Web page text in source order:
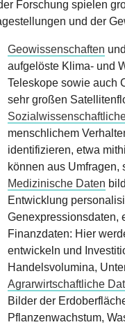
Forschung spielen
und der
Geowissenschaften
aufgelöste Klima- und
Teleskope sowie auch
sehr großen
menschlichem
identifizieren, etwa
können aus
Medizinische Daten
Entwicklung
Genexpressionsdaten,
Finanzdaten: Hier
entwickeln und
Handelsvolumina,
Agrarwirtschaftliche
Bilder der
Pflanzenwachstum,